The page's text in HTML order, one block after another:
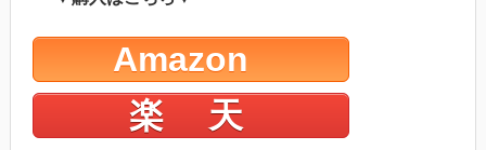
Amazon
楽 天